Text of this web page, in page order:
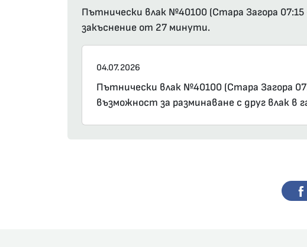
Пътнически влак №40100 (Стара Загора 07:15
закъснение от 27 минути.
04.07.2026
Пътнически влак №40100 (Стара Загора
възможност за разминаване с друг влак в